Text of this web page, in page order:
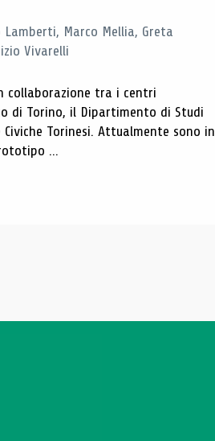
Lamberti, Marco Mellia, Greta
Vivarelli
collaborazione tra i centri
di Torino, il Dipartimento di Studi
Torinesi. Attualmente sono in
...